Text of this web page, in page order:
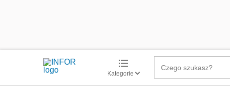
Kategorie